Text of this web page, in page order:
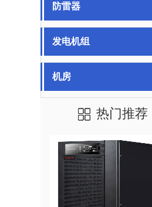
防雷器
发电机组
机房
热门推荐